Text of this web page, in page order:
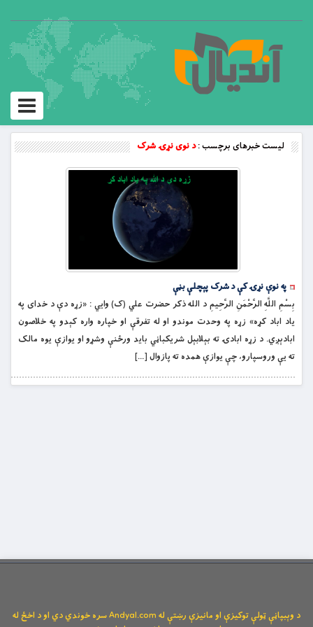
Toggle
لیست خبرهای برچسب :د نوی نړۍ شرک
په نوې نړۍ کې د شرک پېچلې بڼې
بِسْمِ اللَّهِ الرَّحْمَنِ الرَّحِيمِ د الله ذکر حضرت علي (ک) وايي : «زړه دې د خدای په
یاد اباد کړه» زړه په وحدت موندو او له تفرقې او خپاره واره کېدو په خلاصون
ابادېږي. د زړه ابادۍ ته بېلابېل شریکباڼي باید ورځنې وشړو او یوازې یوه مالک
ته یې وروسپارو، چې یوازې همده ته پازوال […]
د وېبپاڼې ټولې توکیزې او مانیزې رښتې له Andyal.com سره خوندي دي او د اخځ له